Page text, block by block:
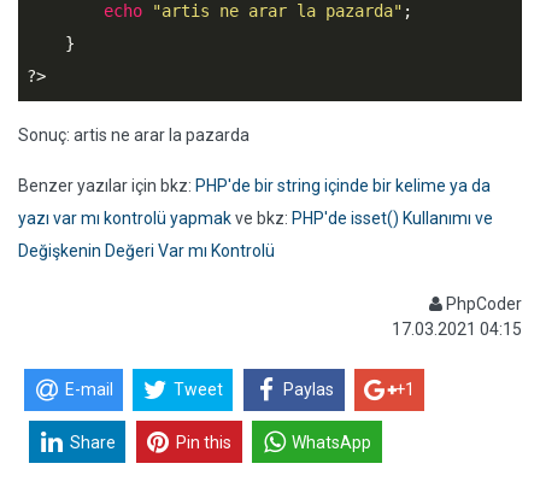
echo
"artis ne arar la pazarda" ;
?>
Sonuç: artis ne arar la pazarda
Benzer yazılar için bkz: PHP'de bir string içinde bir kelime ya da
yazı var mı kontrolü yapmakve bkz: PHP'de isset() Kullanımı ve
Değişkenin Değeri Var mı Kontrolü
PhpCoder
17.03.2021 04:15
E-mail Tweet Paylas +1
Share Pin this WhatsApp